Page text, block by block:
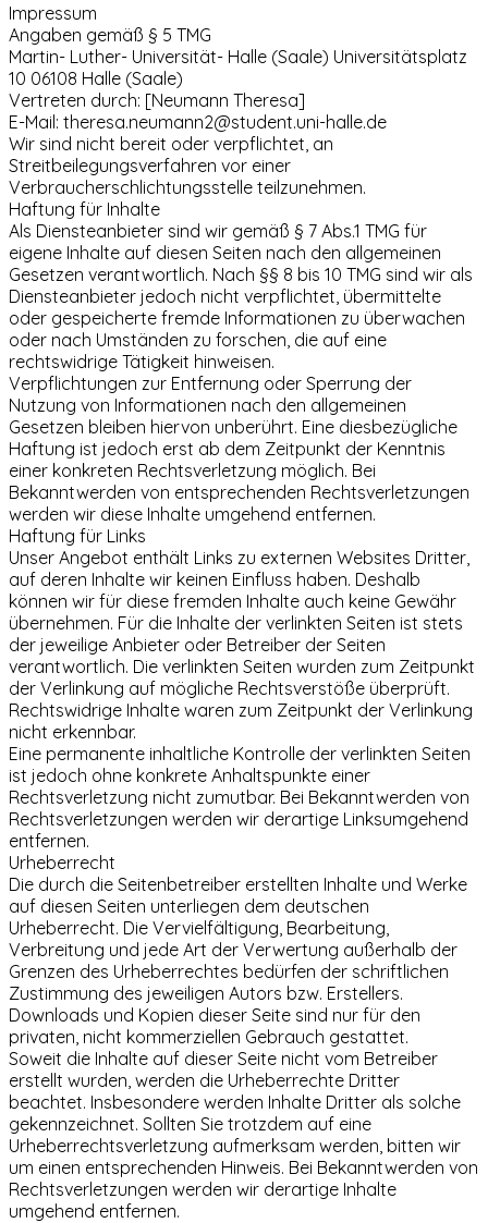
Impressum
Angaben gemäß § 5 TMG
Martin- Luther- Universität- Halle (Saale) Universitätsplatz
10 06108 Halle (Saale)
Vertreten durch: [Neumann Theresa]
E-Mail: theresa.neumann2@student.uni-halle.de
Wir sind nicht bereit oder verpflichtet, an
Streitbeilegungsverfahren vor einer
Verbraucherschlichtungsstelle teilzunehmen.
Haftung für Inhalte
Als Diensteanbieter sind wir gemäß § 7 Abs.1 TMG für
eigene Inhalte auf diesen Seiten nach den allgemeinen
Gesetzen verantwortlich. Nach §§ 8 bis 10 TMG sind wir als
Diensteanbieter jedoch nicht verpflichtet, übermittelte
oder gespeicherte fremde Informationen zu überwachen
oder nach Umständen zu forschen, die auf eine
rechtswidrige Tätigkeit hinweisen.
Verpflichtungen zur Entfernung oder Sperrung der
Nutzung von Informationen nach den allgemeinen
Gesetzen bleiben hiervon unberührt. Eine diesbezügliche
Haftung ist jedoch erst ab dem Zeitpunkt der Kenntnis
einer konkreten Rechtsverletzung möglich. Bei
Bekanntwerden von entsprechenden Rechtsverletzungen
werden wir diese Inhalte umgehend entfernen.
Haftung für Links
Unser Angebot enthält Links zu externen Websites Dritter,
auf deren Inhalte wir keinen Einfluss haben. Deshalb
können wir für diese fremden Inhalte auch keine Gewähr
übernehmen. Für die Inhalte der verlinkten Seiten ist stets
der jeweilige Anbieter oder Betreiber der Seiten
verantwortlich. Die verlinkten Seiten wurden zum Zeitpunkt
der Verlinkung auf mögliche Rechtsverstöße überprüft.
Rechtswidrige Inhalte waren zum Zeitpunkt der Verlinkung
nicht erkennbar.
Eine permanente inhaltliche Kontrolle der verlinkten Seiten
ist jedoch ohne konkrete Anhaltspunkte einer
Rechtsverletzung nicht zumutbar. Bei Bekanntwerden von
Rechtsverletzungen werden wir derartige Linksumgehend
entfernen.
Urheberrecht
Die durch die Seitenbetreiber erstellten Inhalte und Werke
auf diesen Seiten unterliegen dem deutschen
Urheberrecht. Die Vervielfältigung, Bearbeitung,
Verbreitung und jede Art der Verwertung außerhalb der
Grenzen des Urheberrechtes bedürfen der schriftlichen
Zustimmung des jeweiligen Autors bzw. Erstellers.
Downloads und Kopien dieser Seite sind nur für den
privaten, nicht kommerziellen Gebrauch gestattet.
Soweit die Inhalte auf dieser Seite nicht vom Betreiber
erstellt wurden, werden die Urheberrechte Dritter
beachtet. Insbesondere werden Inhalte Dritter als solche
gekennzeichnet. Sollten Sie trotzdem auf eine
Urheberrechtsverletzung aufmerksam werden, bitten wir
um einen entsprechenden Hinweis. Bei Bekanntwerden von
Rechtsverletzungen werden wir derartige Inhalte
umgehend entfernen.